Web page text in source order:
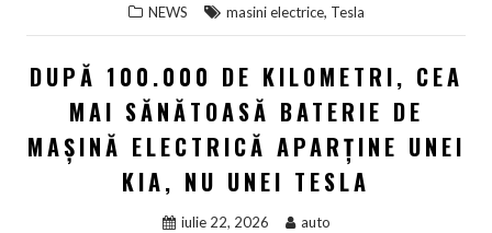
NEWS masini electrice, Tesla
DUPĂ 100.000 DE KILOMETRI, CEA
MAI SĂNĂTOASĂ BATERIE DE
MAȘINĂ ELECTRICĂ APARȚINE UNEI
KIA, NU UNEI TESLA
iulie 22, 2026 auto